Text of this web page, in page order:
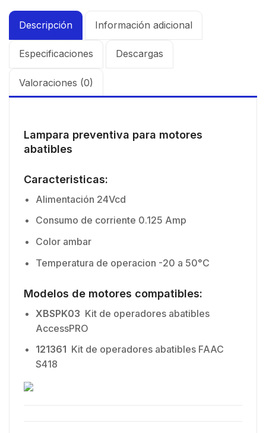
Descripción Información adicional
Especificaciones Descargas
Valoraciones (0)
Lampara preventiva para motores
abatibles
Caracteristicas:
Alimentación 24Vcd
Consumo de corriente 0.125 Amp
Color ambar
Temperatura de operacion -20 a 50°C
Modelos de motores compatibles:
XBSPK03 Kit de operadores abatibles
AccessPRO
121361 Kit de operadores abatibles FAAC
S418